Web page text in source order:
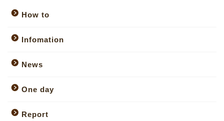
How to
Infomation
News
One day
Report